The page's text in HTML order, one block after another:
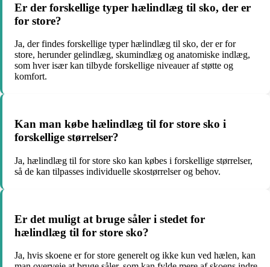
Er der forskellige typer hælindlæg til sko, der er
for store?
Ja, der findes forskellige typer hælindlæg til sko, der er for
store, herunder gelindlæg, skumindlæg og anatomiske indlæg,
som hver især kan tilbyde forskellige niveauer af støtte og
komfort.
Kan man købe hælindlæg til for store sko i
forskellige størrelser?
Ja, hælindlæg til for store sko kan købes i forskellige størrelser,
så de kan tilpasses individuelle skostørrelser og behov.
Er det muligt at bruge såler i stedet for
hælindlæg til for store sko?
Ja, hvis skoene er for store generelt og ikke kun ved hælen, kan